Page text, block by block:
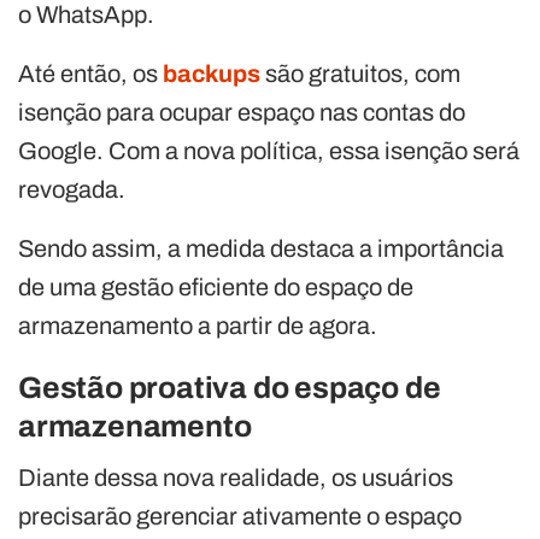
o WhatsApp.
Até então, os backupssão gratuitos, com
isenção para ocupar espaço nas contas do
Google. Com a nova política, essa isenção será
revogada.
Sendo assim, a medida destaca a importância
de uma gestão eficiente do espaço de
armazenamento a partir de agora.
Gestão proativa do espaço de
armazenamento
Diante dessa nova realidade, os usuários
precisarão gerenciar ativamente o espaço